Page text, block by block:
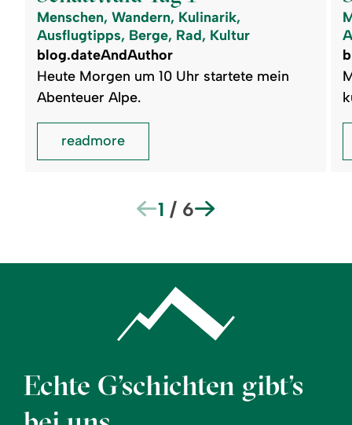
Menschen, Wandern, Kulinarik,
Ausflugtipps, Berge, Rad, Kultur
blog.dateAndAuthor
Heute Morgen um 10 Uhr startete mein
Abenteuer Alpe.
Schattwald
Tag
readmore
Tag
1 / 6
Echte G’schichten gibt’s